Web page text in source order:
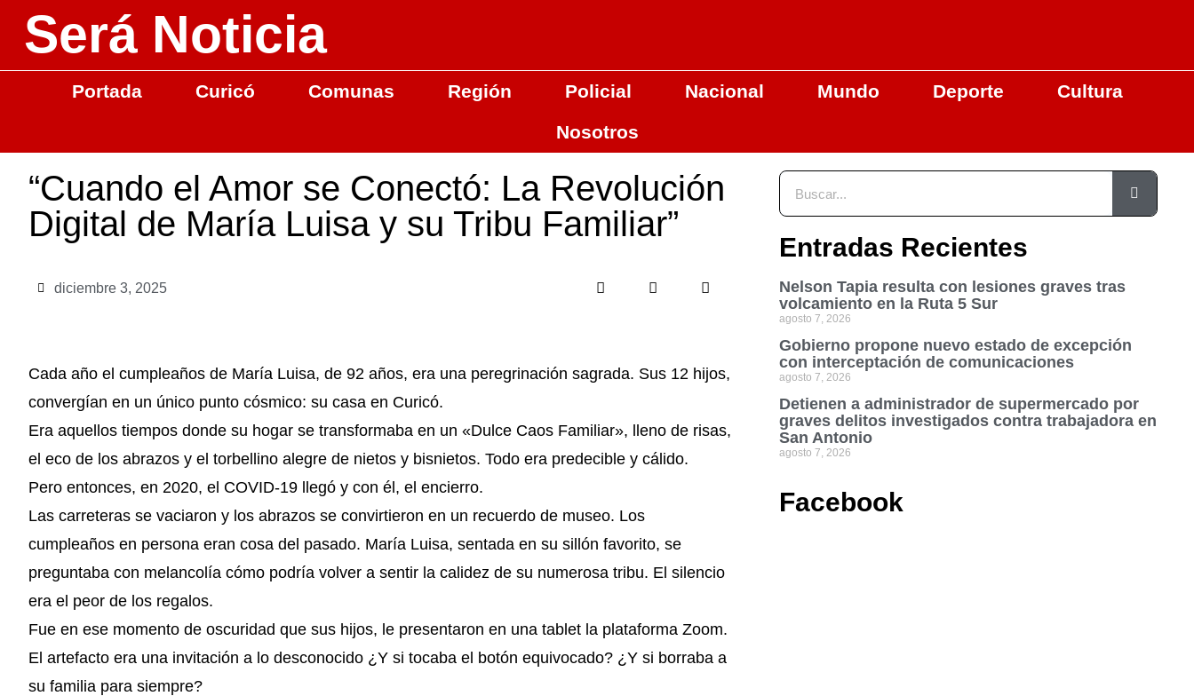
Será Noticia
Portada Curicó Comunas Región Policial Nacional Mundo Deporte
Cultura
Nosotros
“Cuando el Amor se Conectó: La Revolución
Digital de María Luisa y su Tribu Familiar”
diciembre 3, 2025
Cada año el cumpleaños de María Luisa, de 92 años, era una peregrinación sagrada. Sus 12 hijos,
convergían en un único punto cósmico: su casa en Curicó.
Era aquellos tiempos donde su hogar se transformaba en un «Dulce Caos Familiar», lleno de risas,
el eco de los abrazos y el torbellino alegre de nietos y bisnietos. Todo era predecible y cálido.
Pero entonces, en 2020, el COVID-19 llegó y con él, el encierro.
Las carreteras se vaciaron y los abrazos se convirtieron en un recuerdo de museo. Los
cumpleaños en persona eran cosa del pasado. María Luisa, sentada en su sillón favorito, se
preguntaba con melancolía cómo podría volver a sentir la calidez de su numerosa tribu. El silencio
era el peor de los regalos.
Fue en ese momento de oscuridad que sus hijos, le presentaron en una tablet la plataforma Zoom.
El artefacto era una invitación a lo desconocido ¿Y si tocaba el botón equivocado? ¿Y si borraba a
su familia para siempre?
Entradas Recientes
Nelson Tapia resulta con lesiones graves tras
volcamiento en la Ruta 5 Sur
agosto 7, 2026
Gobierno propone nuevo estado de excepción
con interceptación de comunicaciones
agosto 7, 2026
Detienen a administrador de supermercado por
graves delitos investigados contra trabajadora en
San Antonio
agosto 7, 2026
Facebook